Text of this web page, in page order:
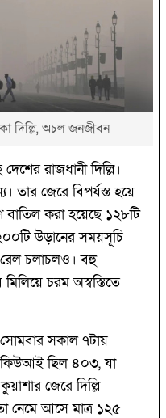
দিল্লি, অচল জনজীবন
রাজধানী দিল্লি।
তার জেরে বিপর্যস্ত হয়ে
করা হয়েছে ১২৮টি
২০০টি উড়ানের সময়সূচি
চলাচলও। বহু
চরম অস্বস্তিতে
সকাল ৭টায়
ছিল ৪০৩, যা
জেরে দিল্লি
নেমে আসে মাত্র ১২৫